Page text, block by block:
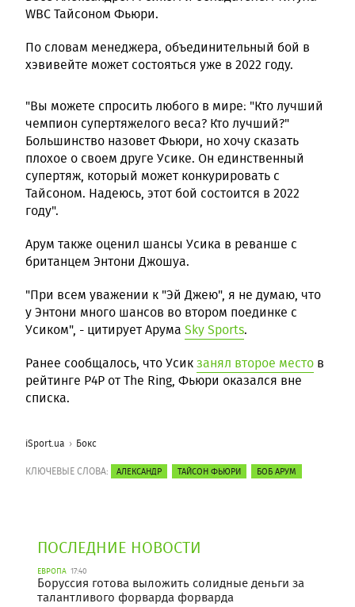
WBC Тайсоном Фьюри.
По словам менеджера, объединительный бой в
хэвивейте может состояться уже в 2022 году.
"Вы можете спросить любого в мире: "Кто лучший
чемпион супертяжелого веса? Кто лучший?"
Большинство назовет Фьюри, но хочу сказать
плохое о своем друге Усике. Он единственный
супертяж, который может конкурировать с
Тайсоном. Надеюсь, этот бой состоится в 2022
году".
Арум также оценил шансы Усика в реванше с
британцем Энтони Джошуа.
"При всем уважении к "Эй Джею", я не думаю, что
у Энтони много шансов во втором поединке с
Усиком", - цитирует Арума Sky Sports.
Ранее сообщалось, что Усикзанял второе место в
рейтинге P4P от The Ring, Фьюри оказался вне
списка.
iSport.ua Бокс
КЛЮЧЕВЫЕ СЛОВА: АЛЕКСАНДР ТАЙСОН ФЬЮРИ БОБ АРУМ
ПОСЛЕДНИЕ НОВОСТИ
ЕВРОПА 17:40
Боруссия готова выложить солидные деньги за
талантливого форварда форварда